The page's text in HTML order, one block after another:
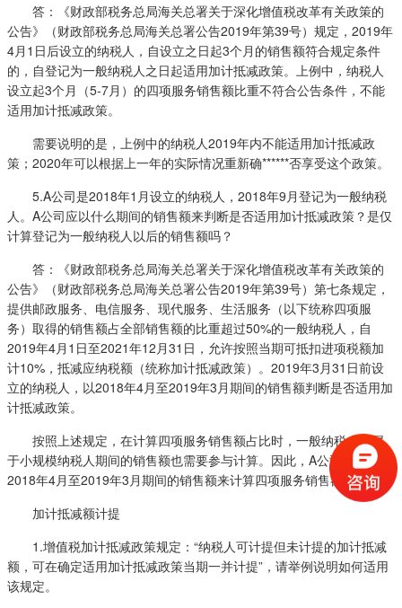
答：《财政部税务总局海关总署关于深化增值税改革有关政策的
公告》（财政部税务总局海关总署公告2019年第39号）规定，2019年
4月1日后设立的纳税人，自设立之日起3个月的销售额符合规定条件
的，自登记为一般纳税人之日起适用加计抵减政策。上例中，纳税人
设立起3个月（5-7月）的四项服务销售额比重不符合公告条件，不能
适用加计抵减政策。
需要说明的是，上例中的纳税人2019年内不能适用加计抵减政
策；2020年可以根据上一年的实际情况重新确******否享受这个政策。
5.A公司是2018年1月设立的纳税人，2018年9月登记为一般纳税
人。A公司应以什么期间的销售额来判断是否适用加计抵减政策？是仅
计算登记为一般纳税人以后的销售额吗？
答：《财政部税务总局海关总署关于深化增值税改革有关政策的
公告》（财政部税务总局海关总署公告2019年第39号）第七条规定，
提供邮政服务、电信服务、现代服务、生活服务（以下统称四项服
务）取得的销售额占全部销售额的比重超过50%的一般纳税人，自
2019年4月1日至2021年12月31日，允许按照当期可抵扣进项税额加
计10%，抵减应纳税额（统称加计抵减政策）。2019年3月31日前设
立的纳税人，以2018年4月至2019年3月期间的销售额判断是否适用加
计抵减政策。
按照上述规定，在计算四项服务销售额占比时，一般纳税人在属
于小规模纳税人期间的销售额也需要参与计算。因此，A公司应按照自
2018年4月至2019年3月期间的销售额来计算四项服务销售额占比。
加计抵减额计提
1.增值税加计抵减政策规定：“纳税人可计提但未计提的加计抵减
额，可在确定适用加计抵减政策当期一并计提”，请举例说明如何适用
该规定。